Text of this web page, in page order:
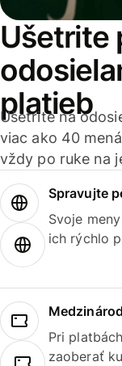
Ušetrite
platieb
Ušetrite na
viac ako 40
vždy po ruke na
Spravujte
Svoje
ich rýchlo
Pri
zaoberať